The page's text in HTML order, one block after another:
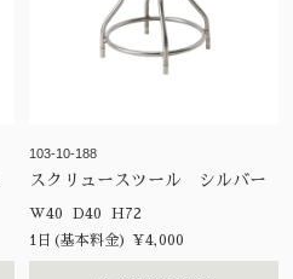
103-10-188
スクリュースツール シルバー
W40 D40 H72
1日(基本料金) ¥4,000